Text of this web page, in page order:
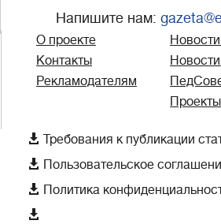
Напишите нам:
О проекте
Контакты
Рекламодателям
Проекты
 Требования к публикации
 Пользовательское
 Политика
